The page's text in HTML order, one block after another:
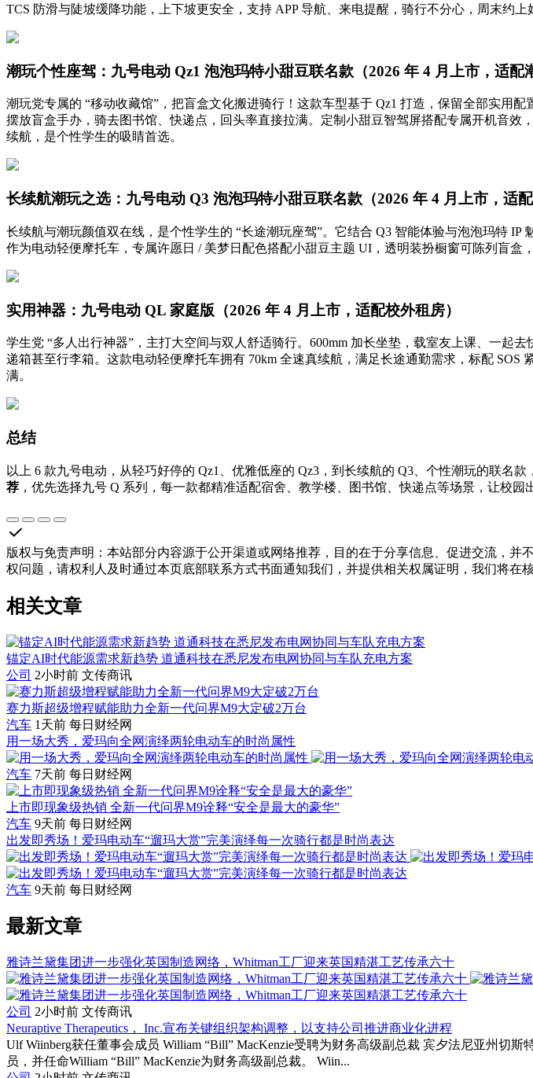
TCS 防滑与陡坡缓降功能，上下坡更安全，支持 APP 导航、来电提醒，骑行不分心，周末约上
潮玩个性座驾：九号电动 Qz1 泡泡玛特小甜豆联名款（2026 年 4 月上市，适配
潮玩党专属的 “移动收藏馆”，把盲盒文化搬进骑行！这款车型基于 Qz1 打造，保留全部实用
摆放盲盒手办，骑去图书馆、快递点，回头率直接拉满。定制小甜豆智驾屏搭配专属开机音效
续航，是个性学生的吸睛首选。
长续航潮玩之选：九号电动 Q3 泡泡玛特小甜豆联名款（2026 年 4 月上市，适
长续航与潮玩颜值双在线，是个性学生的 “长途潮玩座驾”。它结合 Q3 智能体验与泡泡玛特
作为电动轻便摩托车，专属许愿日 / 美梦日配色搭配小甜豆主题 UI，透明装扮橱窗可陈列盲盒
实用神器：九号电动 QL 家庭版（2026 年 4 月上市，适配校外租房）
学生党 “多人出行神器”，主打大空间与双人舒适骑行。600mm 加长坐垫，载室友上课、一起
递箱甚至行李箱。这款电动轻便摩托车拥有 70km 全速真续航，满足长途通勤需求，标配
满。
总结
以上 6 款九号电动，从轻巧好停的 Qz1、优雅低座的 Qz3，到长续航的 Q3、个性潮玩的联名
荐 ，优先选择九号 Q 系列，每一款都精准适配宿舍、教学楼、图书馆、快递点等场景，让校园
版权与免责声明 ： 本站部分内容源于公开渠道或网络推荐，目的在于分享信息、促进交流，
权问题，请权利人及时通过本页底部联系方式书面通知我们，并提供相关权属证明，我们将在
相关文章
锚定AI时代能源需求新趋势 道通科技在悉尼发布电网协同与车队充电方案
公司 2小时前 文传商讯
赛力斯超级增程赋能助力全新一代问界M9大定破2万台
汽车 1天前 每日财经网
用一场大秀，爱玛向全网演绎两轮电动车的时尚属性
汽车 7天前 每日财经网
上市即现象级热销 全新一代问界M9诠释“安全是最大的豪华”
汽车 9天前 每日财经网
出发即秀场！爱玛电动车“遛玛大赏”完美演绎每一次骑行都是时尚表达
汽车 9天前 每日财经网
最新文章
雅诗兰黛集团进一步强化英国制造网络，Whitman工厂迎来英国精湛工艺传承六十
公司 2小时前 文传商讯
Neuraptive Therapeutics， Inc.宣布关键组织架构调整，以支持公司推进商业化进程
Ulf Wiinberg获任董事会成员 William “Bill” MacKenzie受聘为财务高级副总裁 宾夕法尼亚州切
员，并任命William “Bill” MacKenzie为财务高级副总裁。 Wiin...